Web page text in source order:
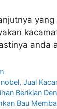
anda
,Jual
Beriklan
Bau